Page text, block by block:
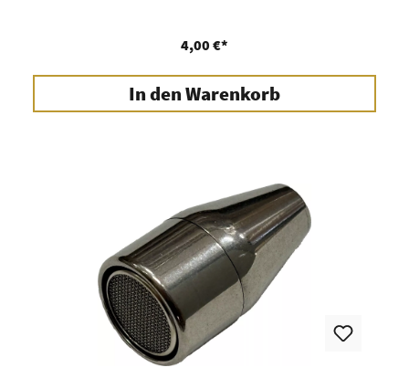
4,00 €*
In den Warenkorb